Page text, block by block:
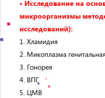
• Исследование на
микроорганизмы
исследований):
1. Хламидия
2. Микоплазма генитальная
3. Гонорея
4. ВПГ
5. ЦМВ